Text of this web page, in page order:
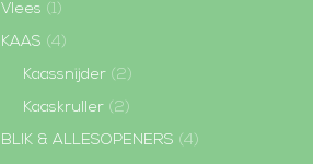
Vlees (1)
KAAS (4)
Kaassnijder (2)
Kaaskruller (2)
BLIK & ALLESOPENERS (4)